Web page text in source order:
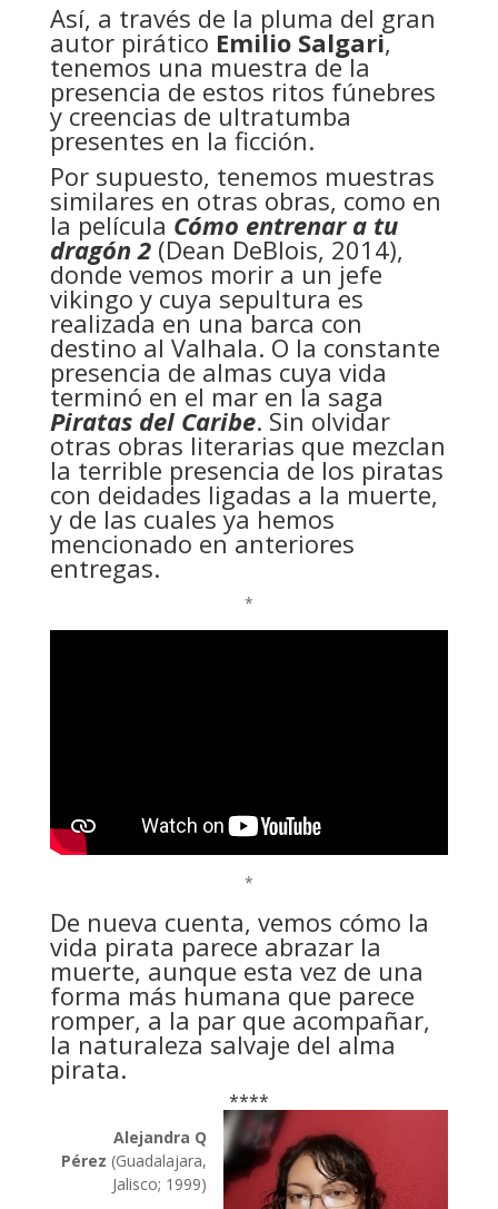
Así, a través de la pluma del gran
autor pirático Emilio Salgari,
tenemos una muestra de la
presencia de estos ritos fúnebres
y creencias de ultratumba
presentes en la ficción.
Por supuesto, tenemos muestras
similares en otras obras, como en
la película Cómo entrenar a tu
dragón 2(Dean DeBlois, 2014),
donde vemos morir a un jefe
vikingo y cuya sepultura es
realizada en una barca con
destino al Valhala. O la constante
presencia de almas cuya vida
terminó en el mar en la saga
Piratas del Caribe. Sin olvidar
otras obras literarias que mezclan
la terrible presencia de los piratas
con deidades ligadas a la muerte,
y de las cuales ya hemos
mencionado en anteriores
entregas.
*
*
De nueva cuenta, vemos cómo la
vida pirata parece abrazar la
muerte, aunque esta vez de una
forma más humana que parece
romper, a la par que acompañar,
la naturaleza salvaje del alma
pirata.
****
Alejandra Q
Pérez (Guadalajara,
Jalisco; 1999)